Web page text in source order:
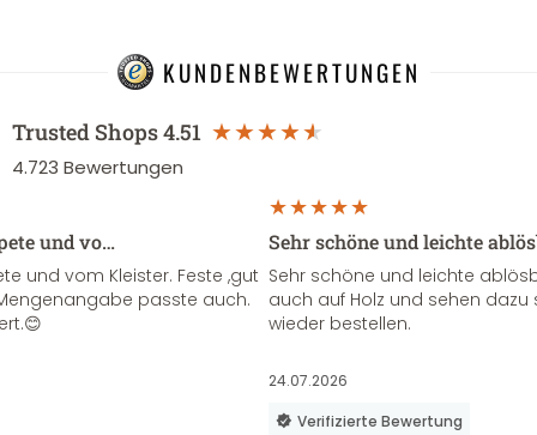
KUNDENBEWERTUNGEN
Trusted Shops4.51
4.723 Bewertungen
und vo…
und vom Kleister. Feste ,gut
passte auch.
Sehr schöne und leichte
Sehr schöne und leichte
auch auf Holz und sehen
wieder bestellen.
24.07.2026
Verifizierte Bewertung